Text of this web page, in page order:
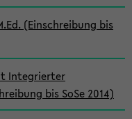
(Einschreibung bis
Integrierter
bis SoSe 2014)